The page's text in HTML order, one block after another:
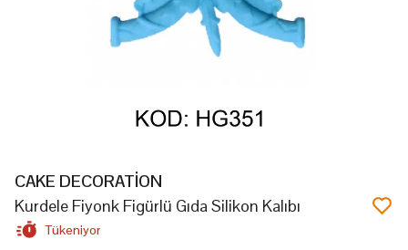
CAKE DECORATİON
Kurdele Fiyonk Figürlü Gıda Silikon Kalıbı
Tükeniyor